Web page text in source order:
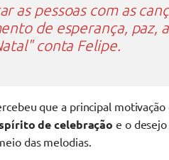
as pessoas com as
de esperança, paz,
conta Felipe.
que a principal motivação
de celebração e o
das melodias.